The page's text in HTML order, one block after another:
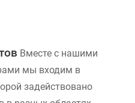
Вместе с нашими
мы входим в
задействовано